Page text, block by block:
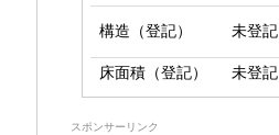
構造（登記） 未登記
床面積（登記）
未登記
スポンサーリンク